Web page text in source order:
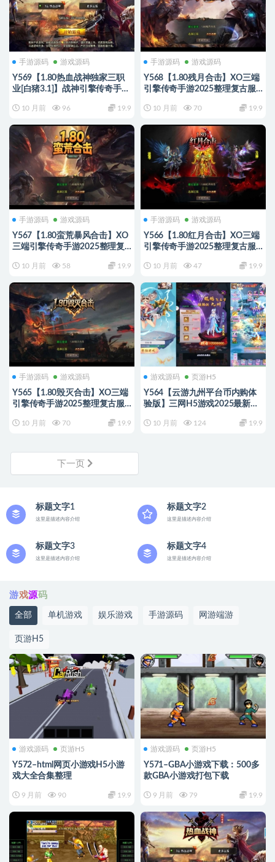
手游源码 游戏源码
Y569【1.80热血战神独家三职
业[白猪3.1]】战神引擎传奇手游
+蛮荒大陆+黄金大陆
10 月前 96 19.9
手游源码 游戏源码
Y568【1.80残月合击】XO三端
引擎传奇手游2025整理复古服
空间10 月前 70 19.9
手游源码 游戏源码
Y567【1.80蛮荒暴风合击】XO
三端引擎传奇手游2025整理复
+蛮荒战场
10 月前 58 19.9
手游源码 游戏源码
Y566【1.80红月合击】XO三端
引擎传奇手游2025整理复古服
10 月前 47 19.9
手游源码 游戏源码
Y565【1.80毁灭合击】XO三端
引擎传奇手游2025整理复古服
密道10 月前 70 19.9
游戏源码 页游H5
Y564【云游九州平台币内购体
验版】三网H5游戏2025最新整
工服务端+管理后台+GM授权后
10 月前 124 19.9
下一页
标题文字1
这里是描述内容介绍
标题文字2
这里是描述内容介绍
标题文字3
这里是描述内容介绍
标题文字4
这里是描述内容介绍
游戏源码
全部 单机游戏 娱乐游戏 手游源码 网游端游
页游H5
游戏源码 页游H5
Y572–html网页小游戏H5小游
戏大全合集整理
9 月前 90 19.9
游戏源码 页游H5
Y571–GBA小游戏下载：500多
款GBA小游戏打包下载
9 月前 79 19.9